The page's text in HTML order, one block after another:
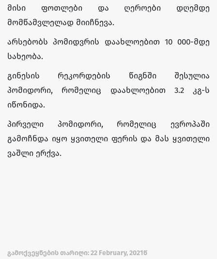
მისი ფოთლები და ღეროები დღემდე
მომწამვლელად მიიჩნევა.
არსებობს პომიდვრის დაახლოებით 10 000-მდე
სახეობა.
გინესის რეკორდების წიგნში შესულია
პომიდორი, რომელიც დაახლოებით 3.2 კგ-ს
იწონიდა.
პირველი პომიდორი, რომელიც ევროპაში
გამოჩნდა იყო ყვითელი ფერის და მას ყვითელი
ვაშლი ერქვა.
გამოქვეყნების თარიღი: 22 February, 2021წ